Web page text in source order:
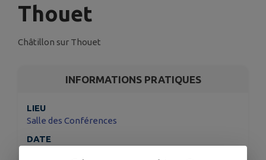
Thouet
Châtillon sur Thouet
INFORMATIONS PRATIQUES
LIEU
Salle des Conférences
DATE